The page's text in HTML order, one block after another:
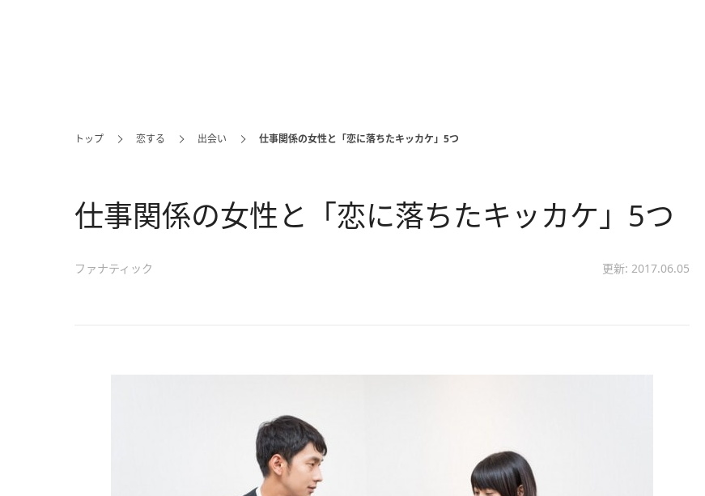
トップ 恋する 出会い 仕事関係の女性と「恋に落ちたキッカケ」5つ
仕事関係の女性と「恋に落ちたキッカケ」5つ
ファナティック 更新: 2017.06.05